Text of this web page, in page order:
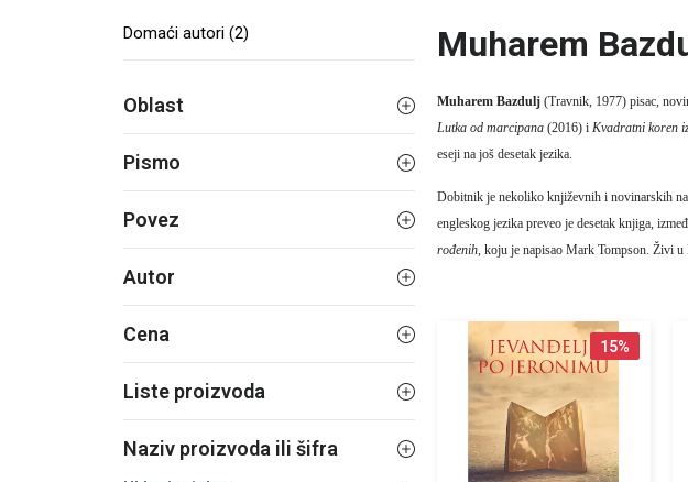
Domaći autori (2)
Oblast
Pismo
Povez
Autor
Cena
Liste proizvoda
Naziv proizvoda ili šifra
Muharem
Muharem Bazdulj (Travnik, 1977) pisac,
Lutka od marcipana (2016) i Kvadratni koren
eseji na još desetak jezika.
Dobitnik je nekoliko književnih i novinarskih
engleskog jezika preveo je desetak knjiga,
rođenih, koju je napisao Mark Tompson. Živi u
15%